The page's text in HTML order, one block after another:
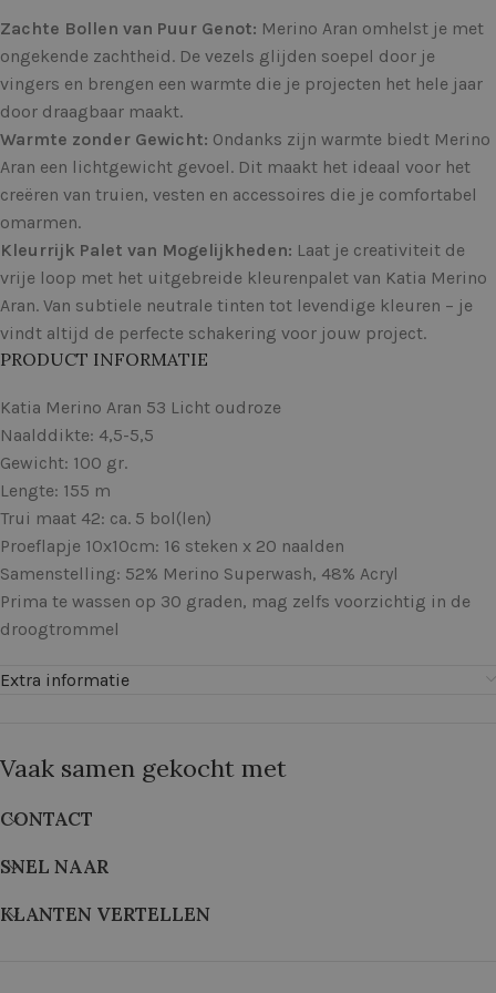
Zachte Bollen van Puur Genot: Merino Aran omhelst je met
ongekende zachtheid. De vezels glijden soepel door je
vingers en brengen een warmte die je projecten het hele jaar
door draagbaar maakt.
Warmte zonder Gewicht: Ondanks zijn warmte biedt Merino
Aran een lichtgewicht gevoel. Dit maakt het ideaal voor het
creëren van truien, vesten en accessoires die je comfortabel
omarmen.
Kleurrijk Palet van Mogelijkheden: Laat je creativiteit de
vrije loop met het uitgebreide kleurenpalet van Katia Merino
Aran. Van subtiele neutrale tinten tot levendige kleuren – je
vindt altijd de perfecte schakering voor jouw project.
PRODUCT INFORMATIE
Katia Merino Aran 53 Licht oudroze
Naalddikte: 4,5-5,5
Gewicht: 100 gr.
Lengte: 155 m
Trui maat 42: ca. 5 bol(len)
Proeflapje 10x10cm: 16 steken x 20 naalden
Samenstelling: 52% Merino Superwash, 48% Acryl
Prima te wassen op 30 graden, mag zelfs voorzichtig in de
droogtrommel
Extra informatie
Vaak samen gekocht met
CONTACT
SNEL NAAR
KLANTEN VERTELLEN